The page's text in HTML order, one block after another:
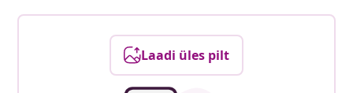
Laadi üles pilt